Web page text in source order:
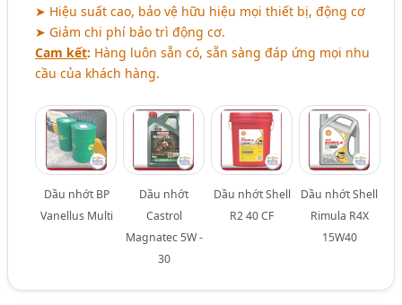
➤ Hiệu suất cao, bảo vệ hữu hiệu mọi thiết bị, động cơ
➤ Giảm chi phí bảo trì động cơ.
Cam kết: Hàng luôn sẵn có, sẵn sàng đáp ứng mọi nhu
cầu của khách hàng.
Dầu nhớt BP
Vanellus Multi
Dầu nhớt
Castrol
Magnatec 5W -
30
Dầu nhớt Shell
R2 40 CF
Dầu nhớt Shell
Rimula R4X
15W40